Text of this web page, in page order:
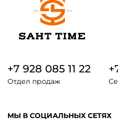
+7 928 085 11 22
Отдел продаж
МЫ В СОЦИАЛЬНЫХ СЕТЯХ